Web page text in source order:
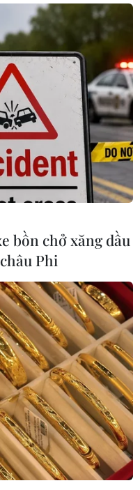
bất
có
Nam-
Nam
bồn chở xăng dầu
Phi